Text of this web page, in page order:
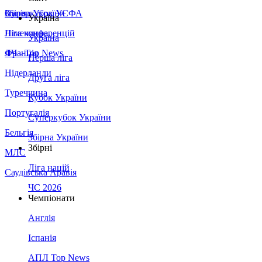
Збірна України
Італія
Німеччина
Франція
Нідерланди
Туреччина
Португалія
Бельгія
МЛС
Саудівська Аравія
Суперкубок УЄФА
Ліга конференцій
ЛЧ - Top News
Україна
Україна
Перша ліга
Друга ліга
Кубок України
Суперкубок України
Збірна України
Збірні
Ліга націй
ЧС 2026
Чемпіонати
Англія
Іспанія
АПЛ Top News